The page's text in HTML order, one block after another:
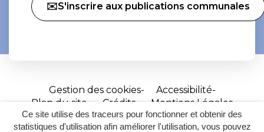
Ce site utilise des traceurs pour fonctionner et obtenir des
statistiques d'utilisation afin améliorer l'utilisation, vous pouvez
✉️S'inscrire aux publications communales
Gestion des cookies
Accessibilité
Plan du site
Crédits
Mentions Légales
Site